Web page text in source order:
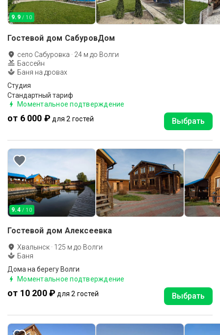
9.9 / 10
Гостевой дом СабуровДом
село Сабуровка · 24 м до Волги
Бассейн
Баня на дровах
Студия
Стандартный тариф
Моментальное подтверждение
от 6 000 ₽ для 2 гостей Выбрать
9.4 / 10
Гостевой дом Алексеевка
Хвалынск · 125 м до Волги
Баня
Дома на берегу Волги
Моментальное подтверждение
от 10 200 ₽ для 2 гостей Выбрать